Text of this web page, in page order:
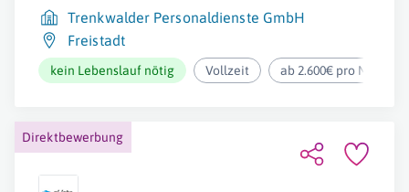
Trenkwalder Personaldienste GmbH
Freistadt
kein Lebenslauf nötig Vollzeit ab 2.600€ pro Monat
Direktbewerbung